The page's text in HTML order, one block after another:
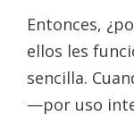
Entonces,
ellos les
sencilla.
—por uso